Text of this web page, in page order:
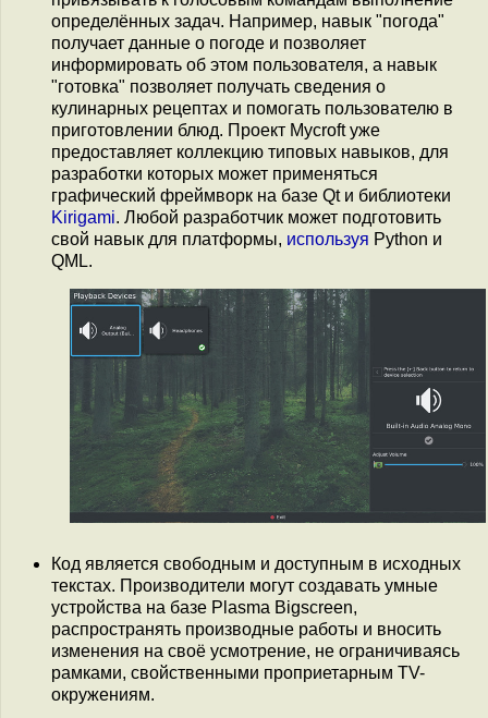
определённых задач. Например, навык "погода"
получает данные о погоде и позволяет
информировать об этом пользователя, а навык
"готовка" позволяет получать сведения о
кулинарных рецептах и помогать пользователю в
приготовлении блюд. Проект Mycroft уже
предоставляет коллекцию типовых навыков, для
разработки которых может применяться
графический фреймворк на базе Qt и библиотеки
Kirigami. Любой разработчик может подготовить
свой навык для платформы, используя Python и
QML.
Код является свободным и доступным в исходных
текстах. Производители могут создавать умные
устройства на базе Plasma Bigscreen,
распространять производные работы и вносить
изменения на своё усмотрение, не ограничиваясь
рамками, свойственными проприетарным TV-
окружениям.